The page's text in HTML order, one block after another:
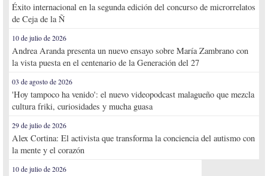
Éxito internacional en la segunda edición del concurso de microrrelatos
de Ceja de la Ñ
10 de julio de 2026
Andrea Aranda presenta un nuevo ensayo sobre María Zambrano con
la vista puesta en el centenario de la Generación del 27
03 de agosto de 2026
'Hoy tampoco ha venido': el nuevo videopodcast malagueño que mezcla
cultura friki, curiosidades y mucha guasa
29 de julio de 2026
Alex Cortina: El activista que transforma la conciencia del autismo con
la mente y el corazón
10 de julio de 2026